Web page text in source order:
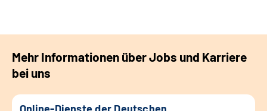
Mehr Informationen über Jobs und Karriere
bei uns